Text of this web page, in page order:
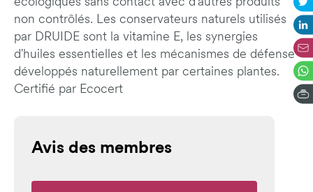
non contrôlés. Les conservateurs naturels utilisés
par DRUIDE sont la vitamine E, les synergies
d'huiles essentielles et les mécanismes de défense
développés naturellement par certaines plantes.
Certifié par Ecocert
Avis des membres